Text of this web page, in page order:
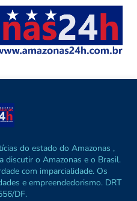
do estado do Amazonas ,
discutir o Amazonas e o Brasil.
com imparcialidade. Os
e empreendedorismo. DRT
DF.